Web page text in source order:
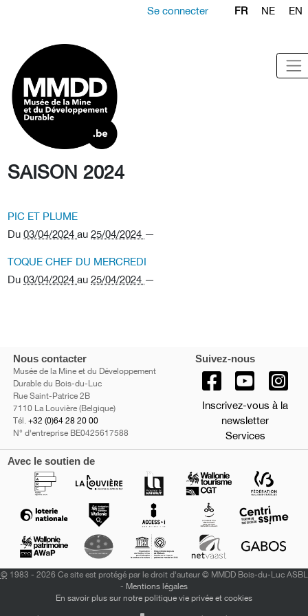
Se connecter FR NE EN
SAISON 2024
PIC ET PLUME
Du 03/04/2024 au 25/04/2024 —
TOQUE CHEF DU MERCREDI
Du 03/04/2024 au 25/04/2024 —
Nous contacter
Musée de la Mine et du Développement
Durable du Bois-du-Luc
Rue Saint-Patrice 2B
7110 La Louvière (Belgique)
Tél. +32 (0)64 28 20 00
N° d'entreprise BE0425617588
Suivez-nous
Inscrivez-vous à la
newsletter
Services
Avec le soutien de
©1983 - 2026 Ce site est protégé par le droit d'auteur © MMDD Bois-du-Luc ASBL
- Mentions légales
En savoir plus sur notre politique vie privée et cookies